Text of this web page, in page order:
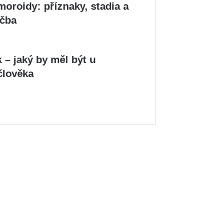
příznaky, stadia a
– jaký by měl být u